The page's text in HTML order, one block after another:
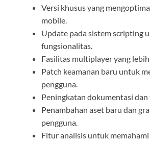
Versi khusus yang
mobile.
Update pada sistem scripting
fungsionalitas.
Fasilitas multiplayer yang lebih
Patch keamanan baru untuk
pengguna.
Peningkatan dokumentasi dan
Penambahan aset baru dan
pengguna.
Fitur analisis untuk